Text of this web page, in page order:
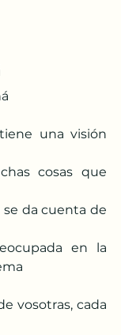
una visión
cosas que
da cuenta de
en la
vosotras, cada